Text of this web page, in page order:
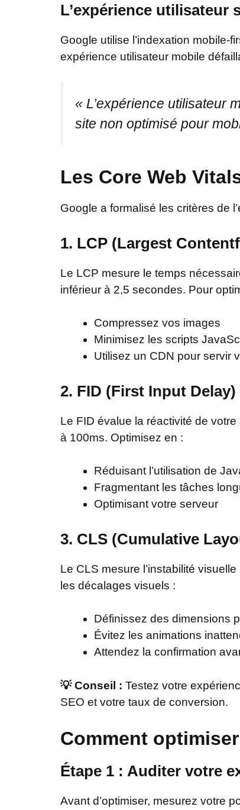
L’expérience
Google utilise l’indexation mobile-
expérience utilisateur mobile
« L’expérience utilisateur
site non optimisé pour
Les Core Web
Google a formalisé les critères de
1. LCP (Largest
Le LCP mesure le temps
inférieur à 2,5 secondes. Pour
Compressez vos images
Minimisez les scripts
Utilisez un CDN pour servir
2. FID (First Input
Le FID évalue la réactivité de
à 100ms. Optimisez en :
Réduisant l’utilisation de
Fragmentant les tâches
Optimisant votre serveur
3. CLS (Cumulative
Le CLS mesure l’instabilité
les décalages visuels :
Définissez des dimensions
Évitez les animations
Attendez la confirmation
💡 Conseil : Testez votre
SEO et votre taux de conversion.
Comment
Étape 1 : Auditer votre
Avant d’optimiser, mesurez votre